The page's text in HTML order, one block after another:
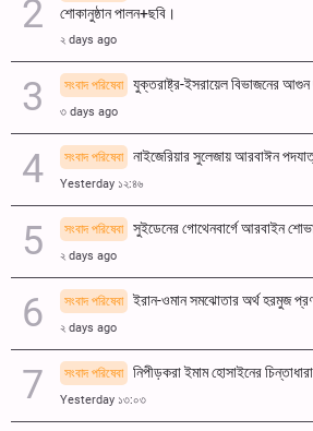
শোকানুষ্ঠান পালন+ছবি।
২ days ago
সংবাদ পরিষেবা যুক্তরাষ্ট্র-ইসরায়েল বিভাজনের আগুন
৩ days ago
সংবাদ পরিষেবা নাইজেরিয়ার সুলেজায় আরবাঈন
Yesterday ১২:৪৬
সংবাদ পরিষেবা সুইডেনের গোথেনবার্গে আরবাইন
২ days ago
সংবাদ পরিষেবা ইরান-ওমান সমঝোতার অর্থ হরমুজ
২ days ago
সংবাদ পরিষেবা নিপীড়করা ইমাম হোসাইনের
Yesterday ১৩:০৩